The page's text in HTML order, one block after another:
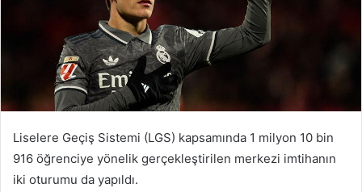
Liselere Geçiş Sistemi (LGS) kapsamında 1 milyon 10 bin
916 öğrenciye yönelik gerçekleştirilen merkezi imtihanın
iki oturumu da yapıldı.